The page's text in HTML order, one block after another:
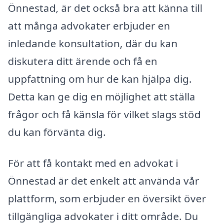
Önnestad, är det också bra att känna till
att många advokater erbjuder en
inledande konsultation, där du kan
diskutera ditt ärende och få en
uppfattning om hur de kan hjälpa dig.
Detta kan ge dig en möjlighet att ställa
frågor och få känsla för vilket slags stöd
du kan förvänta dig.
För att få kontakt med en advokat i
Önnestad är det enkelt att använda vår
plattform, som erbjuder en översikt över
tillgängliga advokater i ditt område. Du